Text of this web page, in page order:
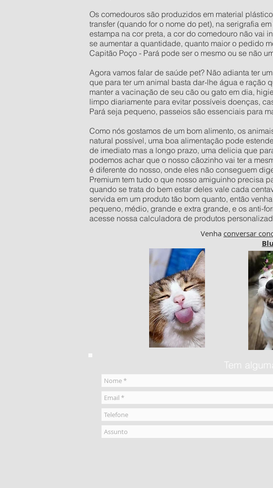
Os comedouros são produzidos em material
transfer (quando for o nome do pet), na serigrafia
estampa na cor preta, a cor do comedouro não vai
se aumentar a quantidade, quanto maior o pedido
Capitão Poço - Pará pode ser o mesmo ou se não
Agora vamos falar de saúde pet? Não adianta ter
que para ter um animal basta dar-lhe água e ração
manter a vacinação de seu cão ou gato em dia,
limpo diariamente para evitar possíveis doenças,
Pará seja pequeno, passeios são essenciais para
Como nós gostamos de um bom alimento, os
natural possível, uma boa alimentação pode
de imediato mas a longo prazo, uma delicia que
podemos achar que o nosso cãozinho vai ter a
é diferente do nosso, onde eles não conseguem
Premium tem tudo o que nosso amiguinho precisa
quando se trata do bem estar deles vale cada
servida em um produto tão bom quanto, então
pequeno, médio, grande e extra grande, e os anti-
acesse nossa calculadora de produtos
Venha conversar
Tem